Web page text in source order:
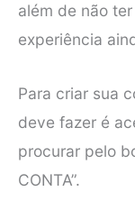
além de não
experiência
Para criar sua
deve fazer é
procurar pelo
CONTA”.